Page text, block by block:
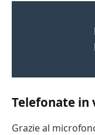
Telefonate in
Grazie al